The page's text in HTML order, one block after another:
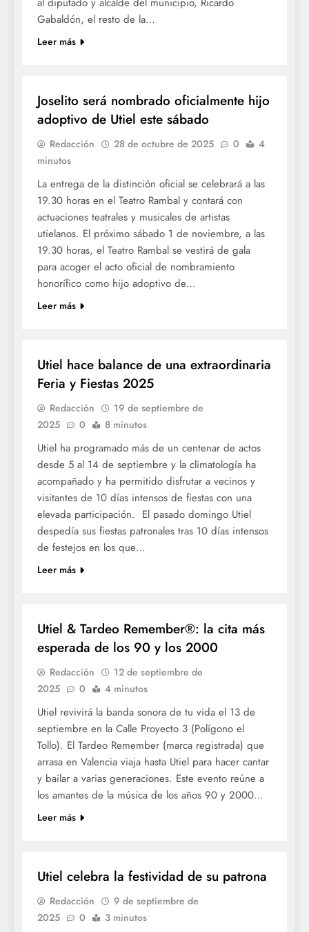
Gabaldón, el resto de la…
Leer más
Joselito será nombrado oficialmente hijo
adoptivo de Utiel este sábado
Redacción 28 de octubre de 2025 0
4
minutos
La entrega de la distinción oficial se celebrará a las
19.30 horas en el Teatro Rambal y contará con
actuaciones teatrales y musicales de artistas
utielanos. El próximo sábado 1 de noviembre, a las
19.30 horas, el Teatro Rambal se vestirá de gala
para acoger el acto oficial de nombramiento
honorífico como hijo adoptivo de…
Leer más
Utiel hace balance de una extraordinaria
Feria y Fiestas 2025
Redacción
19 de septiembre de
2025
0 8 minutos
Utiel ha programado más de un centenar de actos
desde 5 al 14 de septiembre y la climatología ha
acompañado y ha permitido disfrutar a vecinos y
visitantes de 10 días intensos de fiestas con una
elevada participación. El pasado domingo Utiel
despedía sus fiestas patronales tras 10 días intensos
de festejos en los que…
Leer más
Utiel & Tardeo Remember®: la cita más
esperada de los 90 y los 2000
Redacción
12 de septiembre de
2025
0 4 minutos
Utiel revivirá la banda sonora de tu vida el 13 de
septiembre en la Calle Proyecto 3 (Polígono el
Tollo). El Tardeo Remember (marca registrada) que
arrasa en Valencia viaja hasta Utiel para hacer cantar
y bailar a varias generaciones. Este evento reúne a
los amantes de la música de los años 90 y 2000…
Leer más
Utiel celebra la festividad de su patrona
Redacción
9 de septiembre de
2025
0 3 minutos